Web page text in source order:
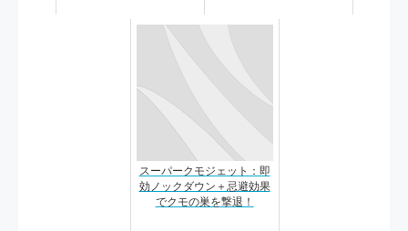
スーパークモジェット：即
効ノックダウン＋忌避効果
でクモの巣を撃退！